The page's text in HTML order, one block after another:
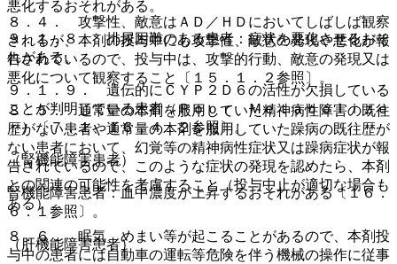
悪化するおそれがある。
９．１．８． 排尿困難のある患者：症状を悪化させるおそ
れがある。
９．１．９． 遺伝的にＣＹＰ２Ｄ６の活性が欠損している
ことが判明している患者（Ｐｏｏｒ Ｍｅｔａｂｏｌｉｚｅ
ｒ）〔７．１、１６．４．２参照〕。
（腎機能障害患者）
腎機能障害患者：血中濃度が上昇するおそれがある〔１６．
６．１参照〕。
（肝機能障害患者）
８．４． 攻撃性、敵意はＡＤ／ＨＤにおいてしばしば観察
されるが、本剤の投与中にも攻撃性、敵意の発現や悪化が報
告されているので、投与中は、攻撃的行動、敵意の発現又は
悪化について観察すること〔１５．１．２参照〕。
８．５． 通常量の本剤を服用していた精神病性障害の既往
歴がない患者や通常量の本剤を服用していた躁病の既往歴が
ない患者において、幻覚等の精神病性症状又は躁病症状が報
告されているので、このような症状の発現を認めたら、本剤
との関連の可能性を考慮すること（投与中止が適切な場合も
ある）。
８．６． 眠気、めまい等が起こることがあるので、本剤投
与中の患者には自動車の運転等危険を伴う機械の操作に従事